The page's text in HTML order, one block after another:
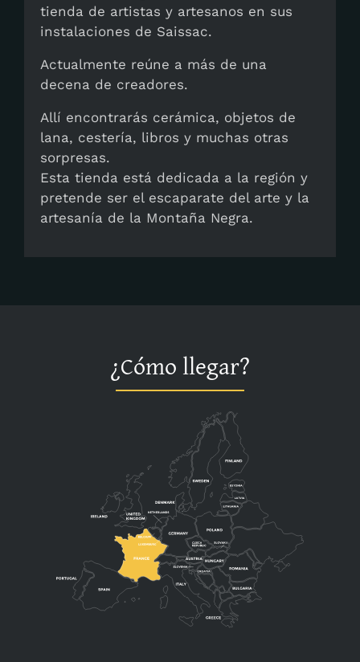
tienda de artistas y artesanos en sus
instalaciones de Saissac.
Actualmente reúne a más de una
decena de creadores.
Allí encontrarás cerámica, objetos de
lana, cestería, libros y muchas otras
sorpresas.
Esta tienda está dedicada a la región y
pretende ser el escaparate del arte y la
artesanía de la Montaña Negra.
¿Cómo llegar?